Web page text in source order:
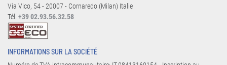
Via Vico, 54 - 20007 - Cornaredo (Milan) Italie
Tél. +39 02.93.56.32.58
INFORMATIONS SUR LA SOCIÉTÉ